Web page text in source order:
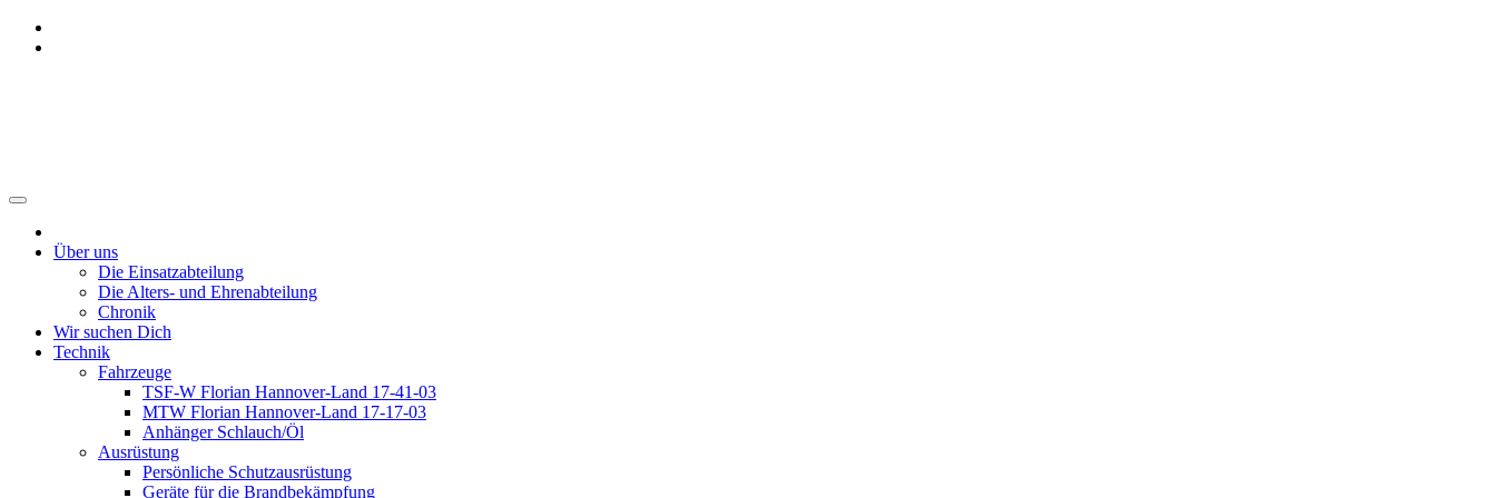
Zum
Inhalt
Über uns
Die Einsatzabteilung
Die Alters- und Ehrenabteilung
Chronik
Wir suchen Dich
Technik
Fahrzeuge
TSF-W Florian Hannover-Land 17-41-03
MTW Florian Hannover-Land 17-17-03
Anhänger Schlauch/Öl
Ausrüstung
Persönliche Schutzausrüstung
Geräte für die Brandbekämpfung